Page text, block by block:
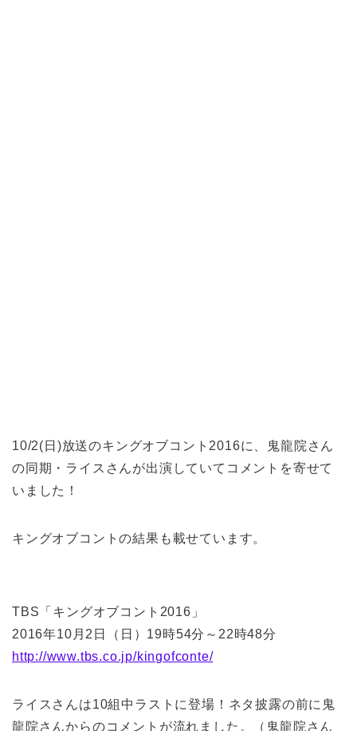
10/2(日)放送のキングオブコント2016に、鬼龍院さん
の同期・ライスさんが出演していてコメントを寄せて
いました！
キングオブコントの結果も載せています。
TBS「キングオブコント2016」
2016年10月2日（日）19時54分～22時48分
http://www.tbs.co.jp/kingofconte/
ライスさんは10組中ラストに登場！ネタ披露の前に鬼
龍院さんからのコメントが流れました。（鬼龍院さん